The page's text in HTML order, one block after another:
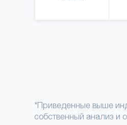
*Приведенные выше
собственный анализ и